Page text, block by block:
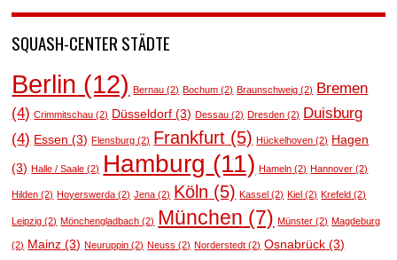
SQUASH-CENTER STÄDTE
Berlin (12) Bernau (2) Bochum (2) Braunschweig (2) Bremen
(4) Crimmitschau (2) Düsseldorf (3) Dessau (2) Dresden (2) Duisburg
(4) Essen (3) Flensburg (2) Frankfurt (5) Hückelhoven (2) Hagen
(3) Halle / Saale (2) Hamburg (11) Hameln (2) Hannover (2)
Hilden (2) Hoyerswerda (2) Jena (2) Köln (5) Kassel (2) Kiel (2) Krefeld (2)
Leipzig (2) Mönchengladbach (2) München (7) Münster (2) Magdeburg
(2) Mainz (3) Neuruppin (2) Neuss (2) Norderstedt (2) Osnabrück (3)